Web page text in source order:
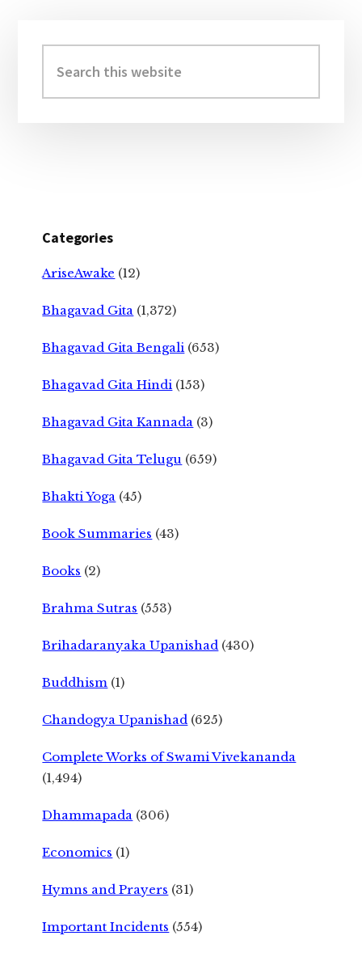
Sidebar
this
website
Categories
AriseAwake (12)
Bhagavad Gita (1,372)
Bhagavad Gita Bengali (653)
Bhagavad Gita Hindi (153)
Bhagavad Gita Kannada (3)
Bhagavad Gita Telugu (659)
Bhakti Yoga (45)
Book Summaries (43)
Books (2)
Brahma Sutras (553)
Brihadaranyaka Upanishad (430)
Buddhism (1)
Chandogya Upanishad (625)
Complete Works of Swami Vivekananda
(1,494)
Dhammapada (306)
Economics (1)
Hymns and Prayers (31)
Important Incidents (554)